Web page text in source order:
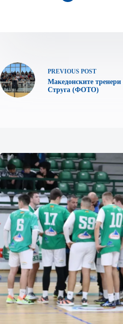
PREVIOUS POST
Македонските
Струга (ФОТО)